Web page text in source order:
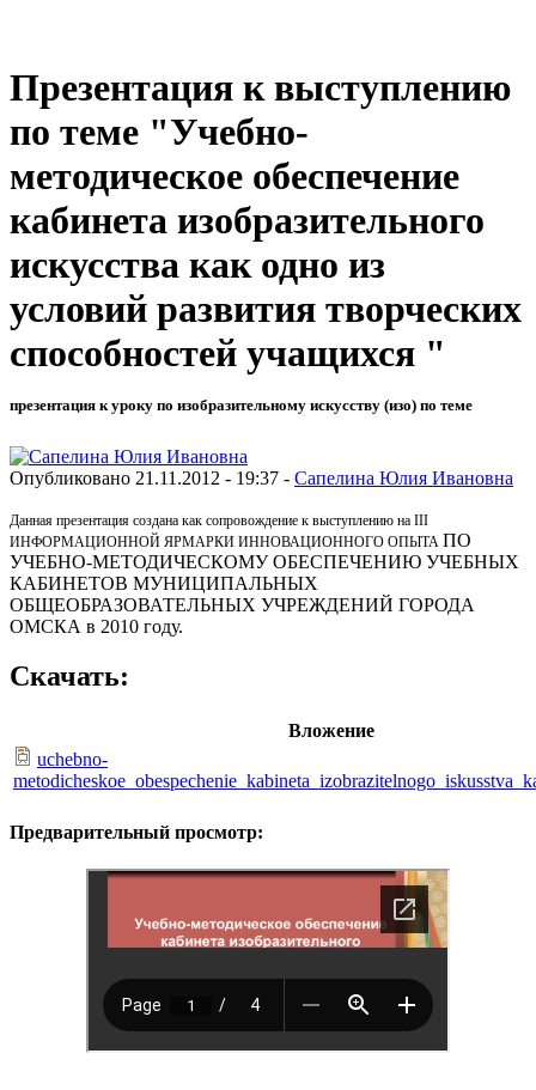
Презентация к выступлению
по теме "Учебно-
методическое обеспечение
кабинета изобразительного
искусства как одно из
условий развития творческих
способностей учащихся "
презентация к уроку по изобразительному искусству (изо) по теме
Опубликовано 21.11.2012 - 19:37 - Сапелина Юлия Ивановна
Данная презентация создана как сопровождение к выступлению на III
ИНФОРМАЦИОННОЙ ЯРМАРКИ ИННОВАЦИОННОГО ОПЫТА ПО
УЧЕБНО-МЕТОДИЧЕСКОМУ ОБЕСПЕЧЕНИЮ УЧЕБНЫХ
КАБИНЕТОВ МУНИЦИПАЛЬНЫХ
ОБЩЕОБРАЗОВАТЕЛЬНЫХ УЧРЕЖДЕНИЙ ГОРОДА
ОМСКА в 2010 году.
Скачать:
Вложение
uchebno-
Предварительный просмотр: